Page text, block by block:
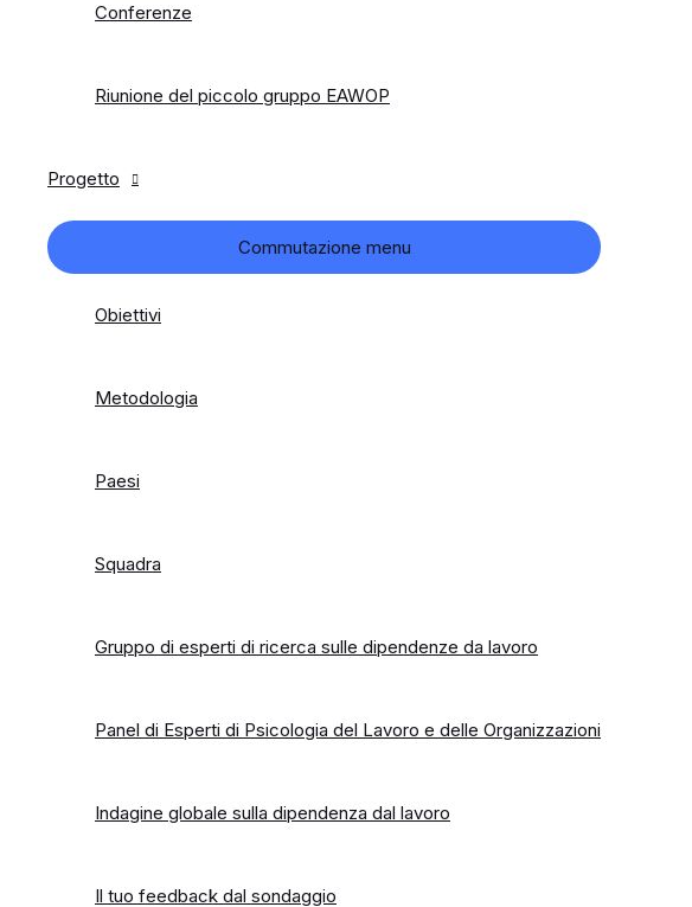
Conferenze
Riunione del piccolo gruppo EAWOP
Progetto
Commutazione menu
Obiettivi
Metodologia
Paesi
Squadra
Gruppo di esperti di ricerca sulle dipendenze da lavoro
Panel di Esperti di Psicologia del Lavoro e delle Organizzazioni
Indagine globale sulla dipendenza dal lavoro
Il tuo feedback dal sondaggio